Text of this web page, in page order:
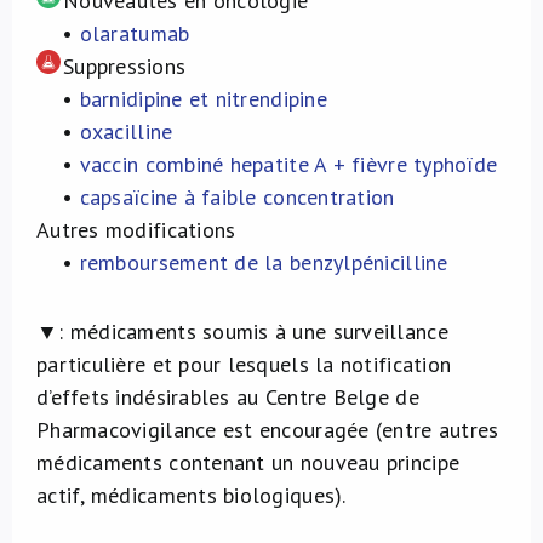
• olaratumab
Suppressions
• barnidipine et nitrendipine
• oxacilline
• vaccin combiné hepatite A + fièvre typhoïde
• capsaïcine à faible concentration
Autres modifications
• remboursement de la benzylpénicilline
▼: médicaments soumis à une surveillance
particulière et pour lesquels la notification
d’effets indésirables au Centre Belge de
Pharmacovigilance est encouragée (entre autres
médicaments contenant un nouveau principe
actif, médicaments biologiques).